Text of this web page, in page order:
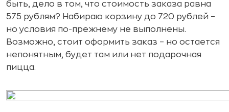
быть, дело в том, что стоимость заказа равна
575 рублям? Набираю корзину до 720 рублей –
но условия по-прежнему не выполнены.
Возможно, стоит оформить заказ – но остается
непонятным, будет там или нет подарочная
пицца.